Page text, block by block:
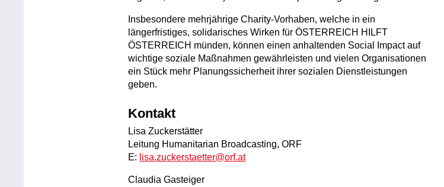
Insbesondere mehrjährige Charity-Vorhaben, welche in ein
längerfristiges, solidarisches Wirken für ÖSTERREICH HILFT
ÖSTERREICH münden, können einen anhaltenden Social Impact auf
wichtige soziale Maßnahmen gewährleisten und vielen Organisationen
ein Stück mehr Planungssicherheit ihrer sozialen Dienstleistungen
geben.
Kontakt
Lisa Zuckerstätter
Leitung Humanitarian Broadcasting, ORF
E: lisa.zuckerstaetter@orf.at
Claudia Gasteiger